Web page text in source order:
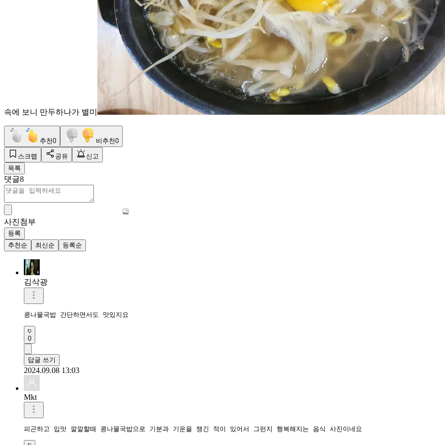
속에 보니 만두하나가 별미
추천0 비추천0
스크랩 공유
신고
목록
댓글8
사진첨부
등록
추천순
최신순 등록순
김삭광
콩나물국밥 간단하면서도 맛있지요
0
답글 쓰기
2024.09.08 13:03
Mkt
피곤하고 입맛 깔깔할때 콩나물국밥으로 기분과 기운을 챙긴 적이 있어서 그런지 행복해지는 음식 사진이네요